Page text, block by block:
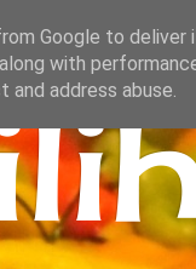
Google to deliver
with
address abuse.